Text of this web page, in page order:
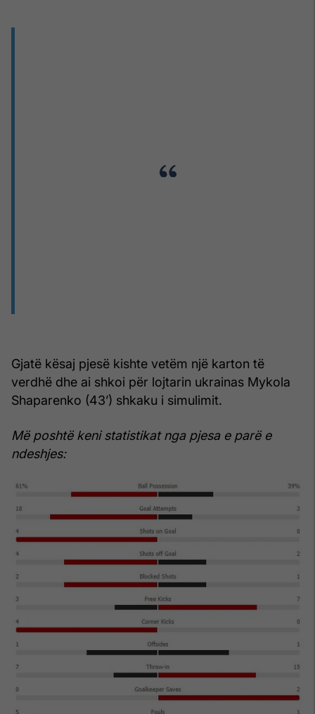
Gjatë kësaj pjesë kishte vetëm një karton të
verdhë dhe ai shkoi për lojtarin ukrainas Mykola
Shaparenko (43’) shkaku i simulimit.
Më poshtë keni statistikat nga pjesa e parë e
ndeshjes: